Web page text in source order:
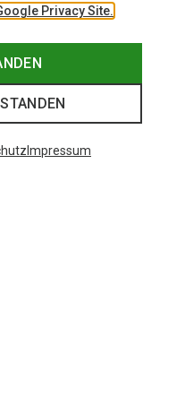
Privacy Site.
Impressum